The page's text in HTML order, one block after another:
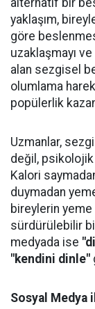
yaklaşım,
göre
uzaklaşmayı ve
alan sezgisel
olumlama
popülerlik
Uzmanlar,
değil,
Kalori
duymadan
bireylerin yeme
sürdürülebilir
medyada ise
"kendini dinle"
Sosyal Medya